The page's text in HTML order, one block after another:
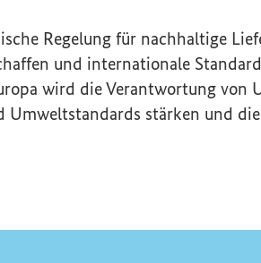
Regelung für nachhaltige
und internationale
wird die Verantwortung von
stärken und